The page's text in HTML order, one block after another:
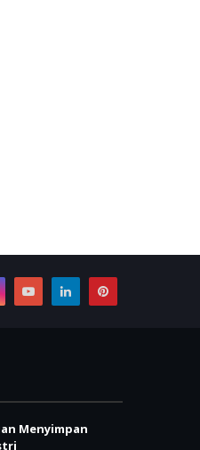
Menyimpan